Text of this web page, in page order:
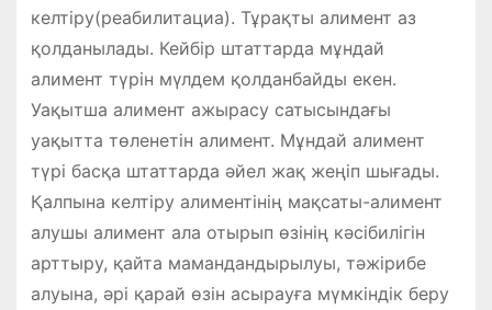
келтіру(реабилитациа). Тұрақты алимент аз
қолданылады. Кейбір штаттарда мұндай
алимент түрін мүлдем қолданбайды екен.
Уақытша алимент ажырасу сатысындағы
уақытта төленетін алимент. Мұндай алимент
түрі басқа штаттарда әйел жақ жеңіп шығады.
Қалпына келтіру алиментінің мақсаты-алимент
алушы алимент ала отырып өзінің кәсібилігін
арттыру, қайта мамандандырылуы, тәжірибе
алуына, әрі қарай өзін асырауға мүмкіндік беру